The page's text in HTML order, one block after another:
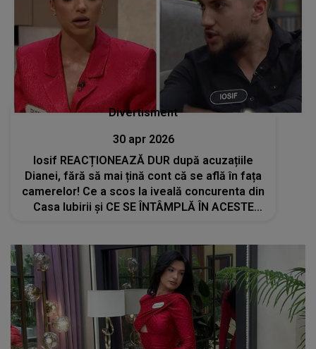
Divertisment
30 apr 2026
Iosif REACȚIONEAZĂ DUR după acuzațiile
Dianei, fără să mai țină cont că se află în fața
camerelor! Ce a scos la iveală concurenta din
Casa Iubirii și CE SE ÎNTÂMPLĂ ÎN ACESTE